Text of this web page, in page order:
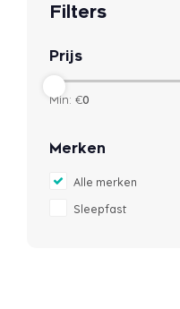
Filters
Prijs
Min: €0
Merken
Alle merken
Sleepfast